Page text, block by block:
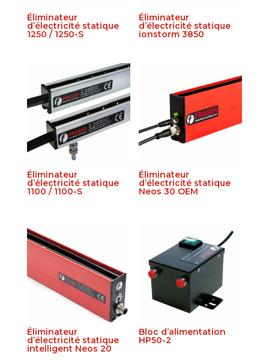
Éliminateur
d’électricité statique
1250 / 1250-S
Éliminateur
d’électricité statique
ionstorm 3850
Éliminateur
d’électricité statique
1100 / 1100-S
Éliminateur
d’électricité statique
Neos 30 OEM
Éliminateur
d’électricité statique
intelligent Neos 20
Bloc d’alimentation
HP50-2